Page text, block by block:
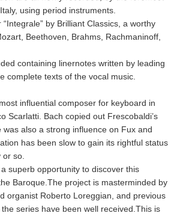
using period instruments.
by Brilliant Classics, a worthy
Beethoven, Brahms, Rachmaninoff,
containing linernotes written by leading
complete texts of the vocal music.
influential composer for keyboard in
Scarlatti. Bach copied out Frescobaldi’s
was also a strong influence on Fux and
has been slow to gain its rightful status
so.
superb opportunity to discover this
Baroque.The project is masterminded by
organist Roberto Loreggian, and previous
series have been well received.This is